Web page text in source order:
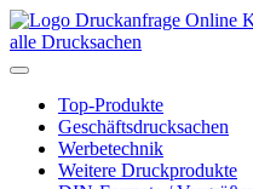
alle Drucksachen
Toggle
navigationTop-Produkte
Geschäftsdrucksachen
Werbetechnik
Weitere Druckprodukte